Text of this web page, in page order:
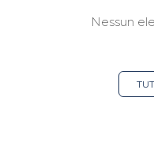
Nessun